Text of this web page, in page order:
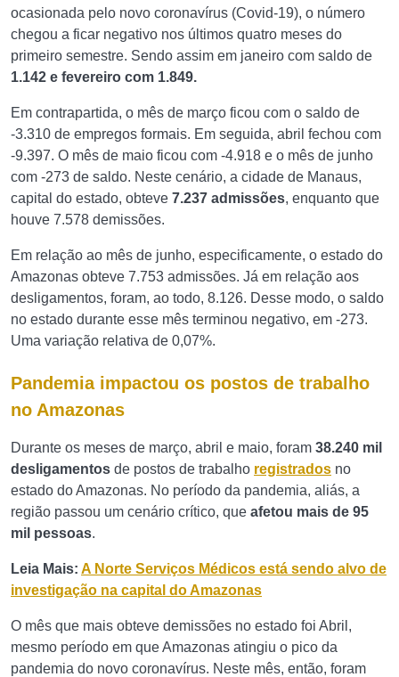
ocasionada pelo novo coronavírus (Covid-19), o número
chegou a ficar negativo nos últimos quatro meses do
primeiro semestre. Sendo assim em janeiro com saldo de
1.142 e fevereiro com 1.849.
Em contrapartida, o mês de março ficou com o saldo de
-3.310 de empregos formais. Em seguida, abril fechou com
-9.397. O mês de maio ficou com -4.918 e o mês de junho
com -273 de saldo. Neste cenário, a cidade de Manaus,
capital do estado, obteve 7.237 admissões, enquanto que
houve 7.578 demissões.
Em relação ao mês de junho, especificamente, o estado do
Amazonas obteve 7.753 admissões. Já em relação aos
desligamentos, foram, ao todo, 8.126. Desse modo, o saldo
no estado durante esse mês terminou negativo, em -273.
Uma variação relativa de 0,07%.
Pandemia impactou os postos de trabalho
no Amazonas
Durante os meses de março, abril e maio, foram 38.240 mil
desligamentos de postos de trabalho registrados no
estado do Amazonas. No período da pandemia, aliás, a
região passou um cenário crítico, que afetou mais de 95
mil pessoas.
Leia Mais: A Norte Serviços Médicos está sendo alvo de
investigação na capital do Amazonas
O mês que mais obteve demissões no estado foi Abril,
mesmo período em que Amazonas atingiu o pico da
pandemia do novo coronavírus. Neste mês, então, foram